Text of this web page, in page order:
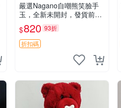
嚴選Nagano自嘲熊笑臉手
玉，全新未開封，發貨前視
頻確認，海南 廣西 貴州 嚴
選Nagano自嘲熊笑臉手
玉，全新未開封，發貨前視
頻確認，四川 重慶 內
$820 93折
折扣碼